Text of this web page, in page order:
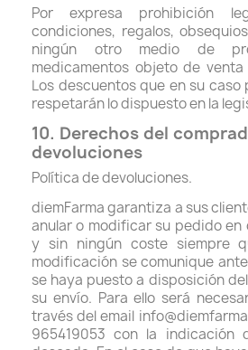
Por expresa prohibición
condiciones, regalos,
ningún otro medio de
medicamentos objeto de
Los descuentos que en su
respetarán lo dispuesto en la
10. Derechos del
devoluciones
Política de devoluciones.
diemFarma garantiza a sus
anular o modificar su pedido en
y sin ningún coste siempre
modificación se comunique
se haya puesto a disposición
su envío. Para ello será
través del email
965419053 con la indicación